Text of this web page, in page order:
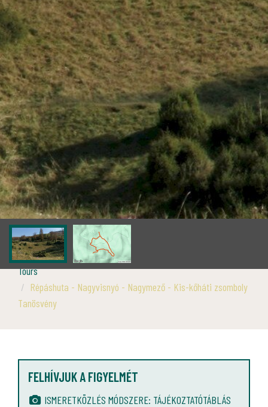
Tours
Répáshuta - Nagyvisnyó - Nagymező - Kis-kőháti zsomboly
Tanösvény
FELHÍVJUK A FIGYELMÉT
ISMERETKÖZLÉS MÓDSZERE: TÁJÉKOZTATÓTÁBLÁS